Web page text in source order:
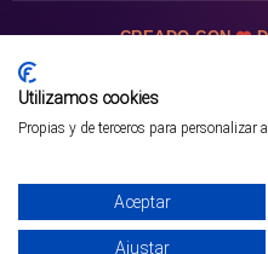
CREADO CON
Utilizamos cookies
Propias y de terceros para personalizar
Aceptar
Ajustar